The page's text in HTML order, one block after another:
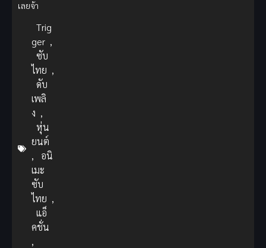
เลยจ้า
Trig
ger ,
ซับ
ไทย ,
ดับ
เพลิ
ง ,
หุ่น
ยนต์
,
อนิ
เมะ
ซับ
ไทย ,
แอ็
คชั่น
,